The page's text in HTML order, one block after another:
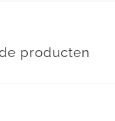
producten